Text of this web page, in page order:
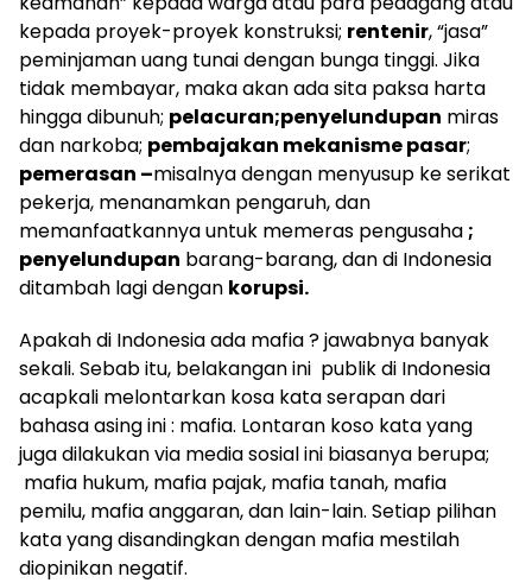
kepada proyek-proyek konstruksi; rentenir, “jasa”
peminjaman uang tunai dengan bunga tinggi. Jika
tidak membayar, maka akan ada sita paksa harta
hingga dibunuh; pelacuran;penyelundupan miras
dan narkoba; pembajakan mekanisme pasar;
pemerasan –misalnya dengan menyusup ke serikat
pekerja, menanamkan pengaruh, dan
memanfaatkannya untuk memeras pengusaha ;
penyelundupan barang-barang, dan di Indonesia
ditambah lagi dengan korupsi.
Apakah di Indonesia ada mafia ? jawabnya banyak
sekali. Sebab itu, belakangan ini publik di Indonesia
acapkali melontarkan kosa kata serapan dari
bahasa asing ini : mafia. Lontaran koso kata yang
juga dilakukan via media sosial ini biasanya berupa;
mafia hukum, mafia pajak, mafia tanah, mafia
pemilu, mafia anggaran, dan lain-lain. Setiap pilihan
kata yang disandingkan dengan mafia mestilah
diopinikan negatif.